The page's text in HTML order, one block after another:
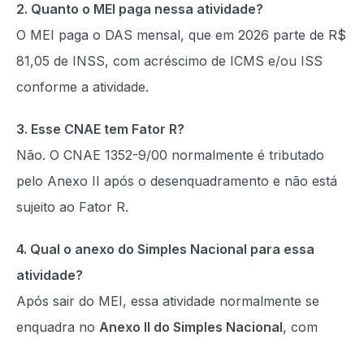
2. Quanto o MEI paga nessa atividade?
O MEI paga o DAS mensal, que em 2026 parte de R$
81,05 de INSS, com acréscimo de ICMS e/ou ISS
conforme a atividade.
3. Esse CNAE tem Fator R?
Não. O CNAE 1352-9/00 normalmente é tributado
pelo Anexo II após o desenquadramento e não está
sujeito ao Fator R.
4. Qual o anexo do Simples Nacional para essa
atividade?
Após sair do MEI, essa atividade normalmente se
enquadra no Anexo II do Simples Nacional, com